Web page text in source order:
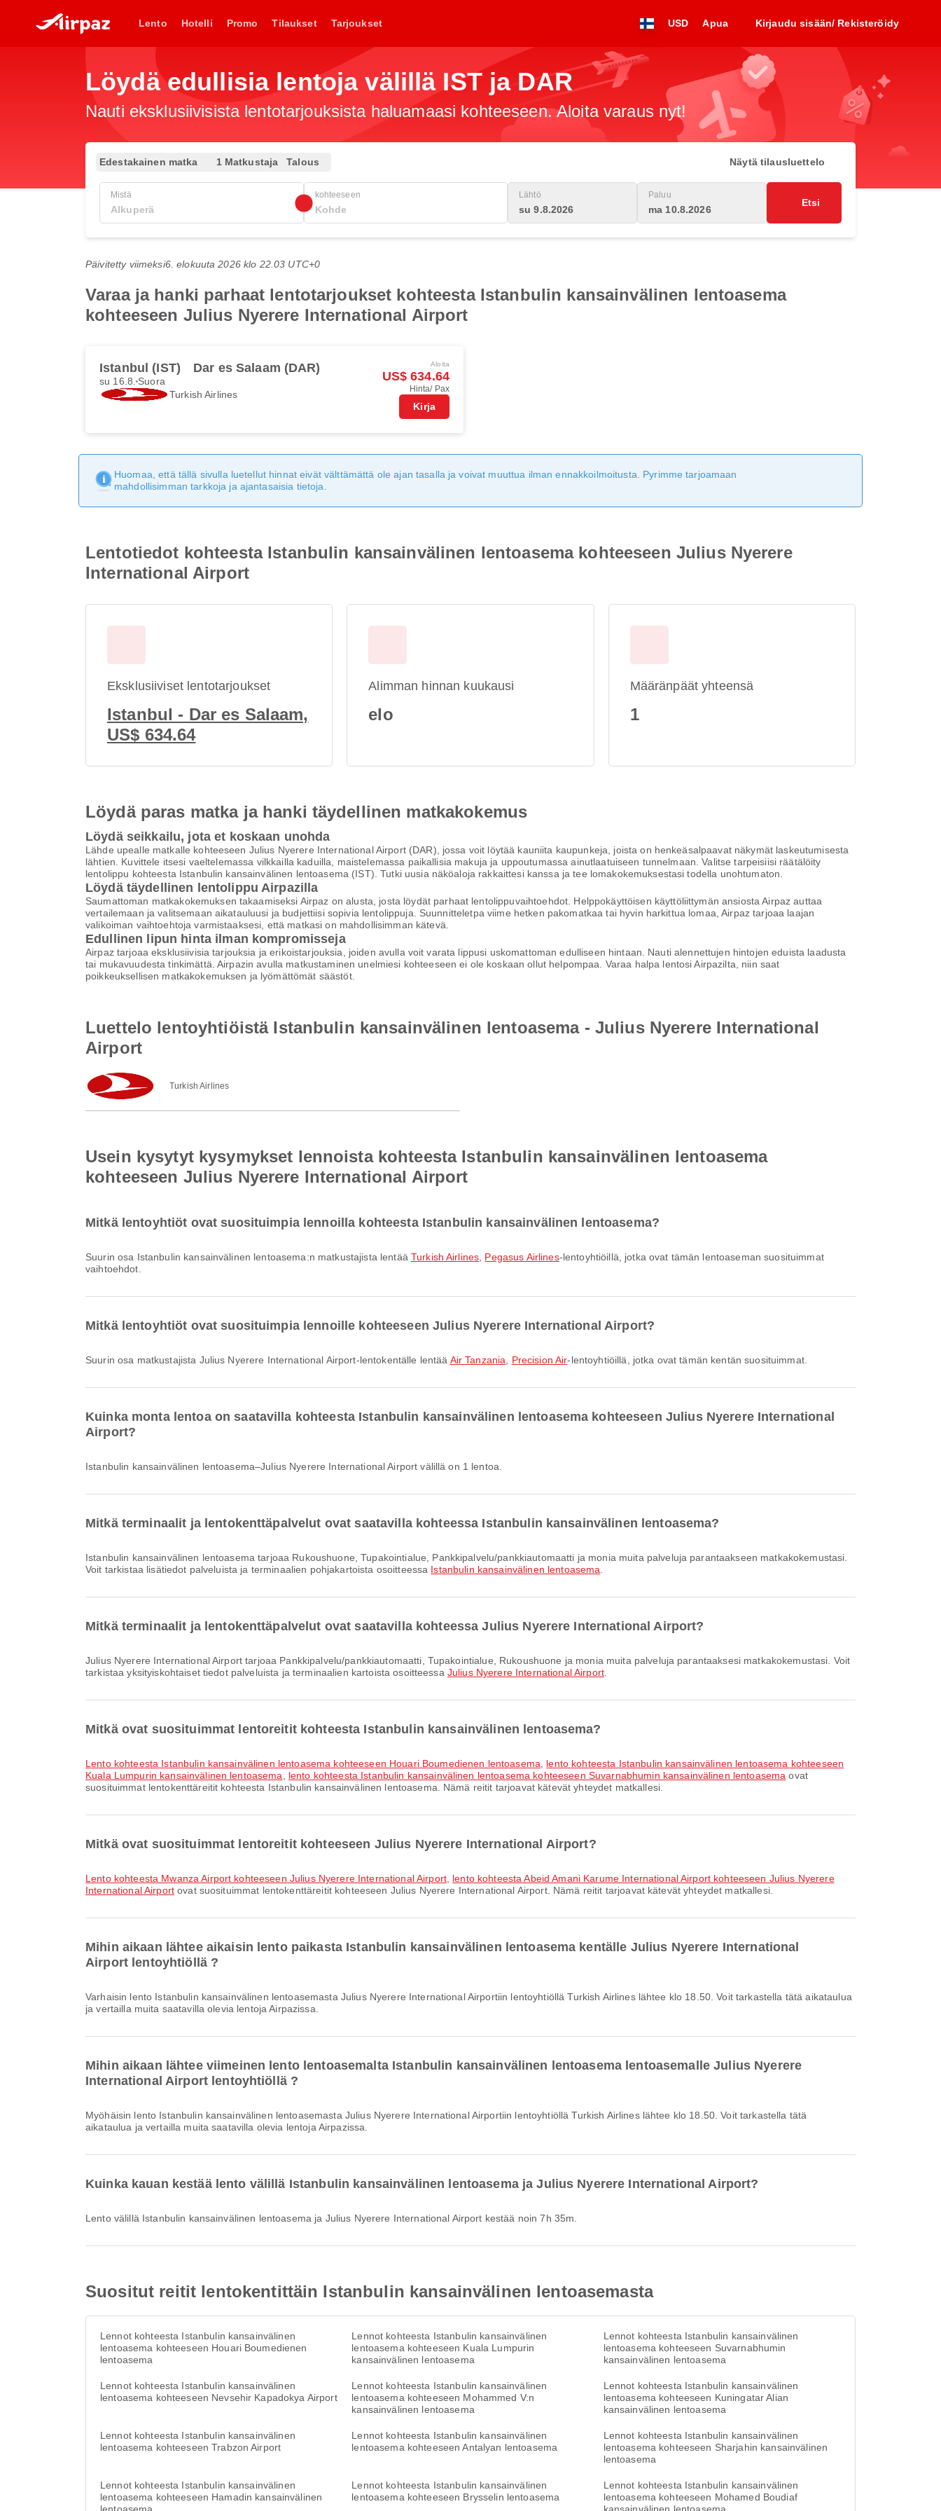
Lento Hotelli Promo Tilaukset Tarjoukset USD Apua Kirjaudu sisään/ Rekisteröidy
Löydä edullisia lentoja välillä IST ja DAR
Nauti eksklusiivisista lentotarjouksista haluamaasi kohteeseen. Aloita varaus nyt!
Edestakainen matka 1 Matkustaja Talous Näytä tilausluettelo
Mistä kohteeseen Lähtö
su 9.8.2026
Paluu
ma 10.8.2026
Etsi
Päivitetty viimeksi6. elokuuta 2026 klo 22.03 UTC+0
Varaa ja hanki parhaat lentotarjoukset kohteesta Istanbulin kansainvälinen lentoasema
kohteeseen Julius Nyerere International Airport
Istanbul (IST) Dar es Salaam (DAR)
su 16.8. Suora
Turkish Airlines
Aloita
US$ 634.64
Hinta/ Pax
Kirja
Huomaa, että tällä sivulla luetellut hinnat eivät välttämättä ole ajan tasalla ja voivat muuttua ilman ennakkoilmoitusta. Pyrimme tarjoamaan
mahdollisimman tarkkoja ja ajantasaisia tietoja.
Lentotiedot kohteesta Istanbulin kansainvälinen lentoasema kohteeseen Julius Nyerere
International Airport
Eksklusiiviset lentotarjoukset
Istanbul - Dar es Salaam,
US$ 634.64
Alimman hinnan kuukausi
elo
Määränpäät yhteensä
1
Löydä paras matka ja hanki täydellinen matkakokemus
Löydä seikkailu, jota et koskaan unohda
Lähde upealle matkalle kohteeseen Julius Nyerere International Airport (DAR), jossa voit löytää kauniita kaupunkeja, joista on henkeäsalpaavat näkymät laskeutumisesta
lähtien. Kuvittele itsesi vaeltelemassa vilkkailla kaduilla, maistelemassa paikallisia makuja ja uppoutumassa ainutlaatuiseen tunnelmaan. Valitse tarpeisiisi räätälöity
lentolippu kohteesta Istanbulin kansainvälinen lentoasema (IST). Tutki uusia näköaloja rakkaittesi kanssa ja tee lomakokemuksestasi todella unohtumaton.
Löydä täydellinen lentolippu Airpazilla
Saumattoman matkakokemuksen takaamiseksi Airpaz on alusta, josta löydät parhaat lentolippuvaihtoehdot. Helppokäyttöisen käyttöliittymän ansiosta Airpaz auttaa
vertailemaan ja valitsemaan aikatauluusi ja budjettiisi sopivia lentolippuja. Suunnitteletpa viime hetken pakomatkaa tai hyvin harkittua lomaa, Airpaz tarjoaa laajan
valikoiman vaihtoehtoja varmistaaksesi, että matkasi on mahdollisimman kätevä.
Edullinen lipun hinta ilman kompromisseja
Airpaz tarjoaa eksklusiivisia tarjouksia ja erikoistarjouksia, joiden avulla voit varata lippusi uskomattoman edulliseen hintaan. Nauti alennettujen hintojen eduista laadusta
tai mukavuudesta tinkimättä. Airpazin avulla matkustaminen unelmiesi kohteeseen ei ole koskaan ollut helpompaa. Varaa halpa lentosi Airpazilta, niin saat
poikkeuksellisen matkakokemuksen ja lyömättömät säästöt.
Luettelo lentoyhtiöistä Istanbulin kansainvälinen lentoasema - Julius Nyerere International
Airport
Turkish Airlines
Usein kysytyt kysymykset lennoista kohteesta Istanbulin kansainvälinen lentoasema
kohteeseen Julius Nyerere International Airport
Mitkä lentoyhtiöt ovat suosituimpia lennoilla kohteesta Istanbulin kansainvälinen lentoasema?
Suurin osa Istanbulin kansainvälinen lentoasema:n matkustajista lentää Turkish Airlines Pegasus Airlines-lentoyhtiöillä, jotka ovat tämän lentoaseman suosituimmat
vaihtoehdot.
Mitkä lentoyhtiöt ovat suosituimpia lennoille kohteeseen Julius Nyerere International Airport?
Suurin osa matkustajista Julius Nyerere International Airport-lentokentälle lentää Air Tanzania Precision Air-lentoyhtiöillä, jotka ovat tämän kentän suosituimmat.
Kuinka monta lentoa on saatavilla kohteesta Istanbulin kansainvälinen lentoasema kohteeseen Julius Nyerere International
Airport?
Istanbulin kansainvälinen lentoasema–Julius Nyerere International Airport välillä on 1 lentoa.
Mitkä terminaalit ja lentokenttäpalvelut ovat saatavilla kohteessa Istanbulin kansainvälinen lentoasema?
Istanbulin kansainvälinen lentoasema tarjoaa Rukoushuone, Tupakointialue, Pankkipalvelu/pankkiautomaatti ja monia muita palveluja parantaakseen matkakokemustasi.
Voit tarkistaa lisätiedot palveluista ja terminaalien pohjakartoista osoitteessa Istanbulin kansainvälinen lentoasema
Mitkä terminaalit ja lentokenttäpalvelut ovat saatavilla kohteessa Julius Nyerere International Airport?
Julius Nyerere International Airport tarjoaa Pankkipalvelu/pankkiautomaatti, Tupakointialue, Rukoushuone ja monia muita palveluja parantaaksesi matkakokemustasi. Voit
tarkistaa yksityiskohtaiset tiedot palveluista ja terminaalien kartoista osoitteessa Julius Nyerere International Airport.
Mitkä ovat suosituimmat lentoreitit kohteesta Istanbulin kansainvälinen lentoasema?
lento kohteesta Istanbulin kansainvälinen lentoasema kohteeseen Houari Boumedienen lentoasema
lento kohteesta Istanbulin kansainvälinen lentoasema kohteeseen
Kuala Lumpurin kansainvälinen lentoasema
lento kohteesta Istanbulin kansainvälinen lentoasema kohteeseen Suvarnabhumin kansainvälinen lentoasema ovat
suosituimmat lentokenttäreitit kohteesta Istanbulin kansainvälinen lentoasema. Nämä reitit tarjoavat kätevät yhteydet matkallesi.
Mitkä ovat suosituimmat lentoreitit kohteeseen Julius Nyerere International Airport?
lento kohteesta Mwanza Airport kohteeseen Julius Nyerere International Airport, lento kohteesta Abeid Amani Karume International Airport kohteeseen Julius Nyerere
International Airportovat suosituimmat lentokenttäreitit kohteeseen Julius Nyerere International Airport. Nämä reitit tarjoavat kätevät yhteydet matkallesi.
Mihin aikaan lähtee aikaisin lento paikasta Istanbulin kansainvälinen lentoasema kentälle Julius Nyerere International
Airport lentoyhtiöllä ?
Varhaisin lento Istanbulin kansainvälinen lentoasemasta Julius Nyerere International Airportiin lentoyhtiöllä Turkish Airlines lähtee klo 18.50. Voit tarkastella tätä aikataulua
ja vertailla muita saatavilla olevia lentoja Airpazissa.
Mihin aikaan lähtee viimeinen lento lentoasemalta Istanbulin kansainvälinen lentoasema lentoasemalle Julius Nyerere
International Airport lentoyhtiöllä ?
Myöhäisin lento Istanbulin kansainvälinen lentoasemasta Julius Nyerere International Airportiin lentoyhtiöllä Turkish Airlines lähtee klo 18.50. Voit tarkastella tätä
aikataulua ja vertailla muita saatavilla olevia lentoja Airpazissa.
Kuinka kauan kestää lento välillä Istanbulin kansainvälinen lentoasema ja Julius Nyerere International Airport?
Lento välillä Istanbulin kansainvälinen lentoasema ja Julius Nyerere International Airport kestää noin 7h 35m.
Suositut reitit lentokentittäin Istanbulin kansainvälinen lentoasemasta
Lennot kohteesta Istanbulin kansainvälinen
lentoasema kohteeseen Houari Boumedienen
lentoasema
Lennot kohteesta Istanbulin kansainvälinen
lentoasema kohteeseen Kuala Lumpurin
kansainvälinen lentoasema
Lennot kohteesta Istanbulin kansainvälinen
lentoasema kohteeseen Suvarnabhumin
kansainvälinen lentoasema
Lennot kohteesta Istanbulin kansainvälinen
lentoasema kohteeseen Nevsehir Kapadokya Airport
Lennot kohteesta Istanbulin kansainvälinen
lentoasema kohteeseen Mohammed V:n
kansainvälinen lentoasema
Lennot kohteesta Istanbulin kansainvälinen
lentoasema kohteeseen Kuningatar Alian
kansainvälinen lentoasema
Lennot kohteesta Istanbulin kansainvälinen
lentoasema kohteeseen Trabzon Airport
Lennot kohteesta Istanbulin kansainvälinen
lentoasema kohteeseen Antalyan lentoasema
Lennot kohteesta Istanbulin kansainvälinen
lentoasema kohteeseen Sharjahin kansainvälinen
lentoasema
Lennot kohteesta Istanbulin kansainvälinen
lentoasema kohteeseen Hamadin kansainvälinen
Lennot kohteesta Istanbulin kansainvälinen
lentoasema kohteeseen Brysselin lentoasema
Lennot kohteesta Istanbulin kansainvälinen
lentoasema kohteeseen Mohamed Boudiaf